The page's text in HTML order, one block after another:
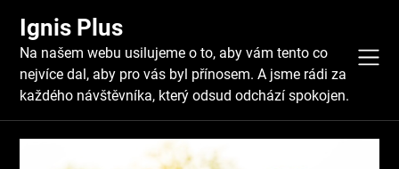
content
Ignis Plus
Na našem webu usilujeme o to, aby vám tento co
nejvíce dal, aby pro vás byl přínosem. A jsme rádi za
každého návštěvníka, který odsud odchází spokojen.